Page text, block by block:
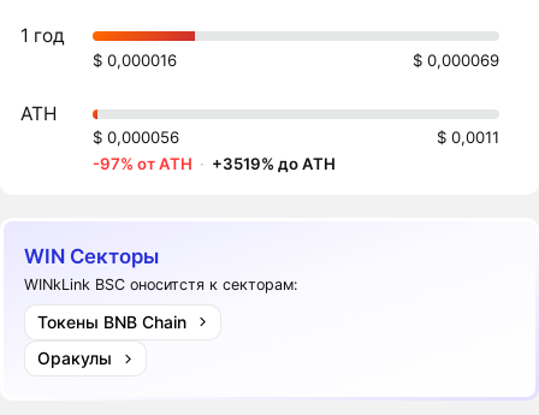
1 год
$ 0,000016 $ 0,000069
ATH
$ 0,000056
$ 0,0011
-97% от ATH · +3519% до ATH
WIN Секторы
WINkLink BSC оноситстя к секторам:
Токены BNB Chain
Оракулы